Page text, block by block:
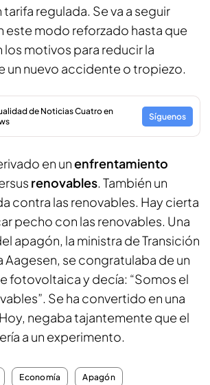
regulada. Se va a seguir
este modo reforzado hasta que
los motivos para reducir la
un nuevo accidente o tropiezo.
de Noticias Cuatro en
Síguenos
en unenfrentamiento
renovables. También un
contra las renovables. Hay cierta
pecho con las renovables. Una
apagón, la ministra de Transición
Aagesen, se congratulaba de un
fotovoltaica y decía: “Somos el
Se ha convertido en una
negaba tajantemente que el
a un experimento.
Economía Apagón